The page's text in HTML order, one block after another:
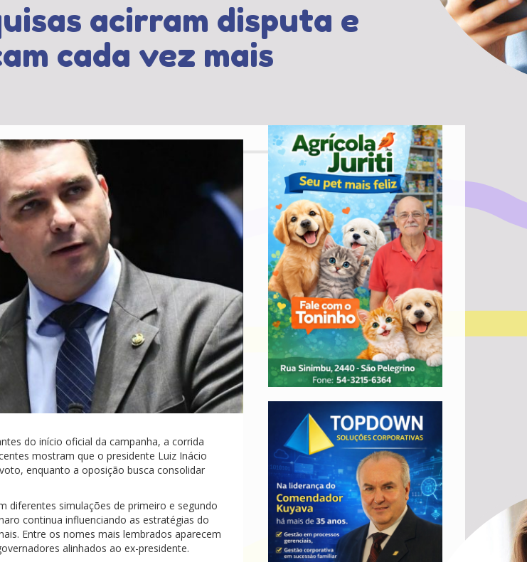
acirram disputa e
cada vez mais
do início oficial da campanha, a corrida
mostram que o presidente Luiz Inácio
enquanto a oposição busca consolidar
diferentes simulações de primeiro e segundo
continua influenciando as estratégias do
Entre os nomes mais lembrados aparecem
alinhados ao ex-presidente.